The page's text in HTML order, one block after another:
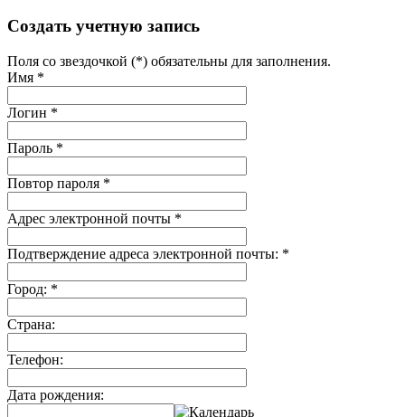
Создать учетную запись
Поля со звездочкой (*) обязательны для заполнения.
Имя *
Логин *
Пароль *
Повтор пароля *
Адрес электронной почты *
Подтверждение адреса электронной почты: *
Город: *
Страна:
Телефон:
Дата рождения: